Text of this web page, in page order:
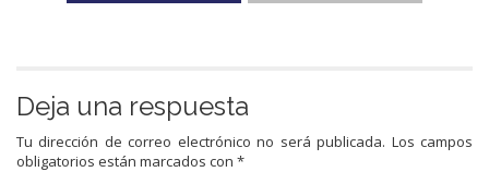
Deja una respuesta
Tu dirección de correo electrónico no será publicada. Los campos
obligatorios están marcados con *